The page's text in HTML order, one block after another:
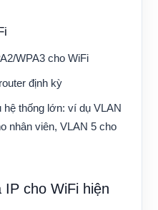
WPA3 cho WiFi
định kỳ
thống lớn: ví dụ VLAN
nhân viên, VLAN 5 cho
cho WiFi hiện